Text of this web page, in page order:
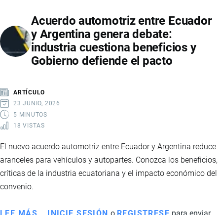
LOS
ARANCELES
A
COLOMBIA:
Y
TENSIÓN
REGIONAL
Acuerdo automotriz entre Ecuador
y Argentina genera debate:
industria cuestiona beneficios y
Gobierno defiende el pacto
ARTÍCULO
23 JUNIO, 2026
5 MINUTOS
18 VISTAS
El nuevo acuerdo automotriz entre Ecuador y Argentina reduce
aranceles para vehículos y autopartes. Conozca los beneficios,
críticas de la industria ecuatoriana y el impacto económico del
convenio.